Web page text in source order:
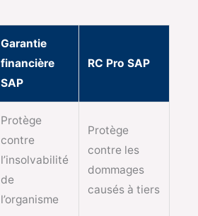
Garantie
financière
SAP
RC Pro SAP
Protège
contre
l’insolvabilité
de
l’organisme
Protège
contre les
dommages
causés à tiers